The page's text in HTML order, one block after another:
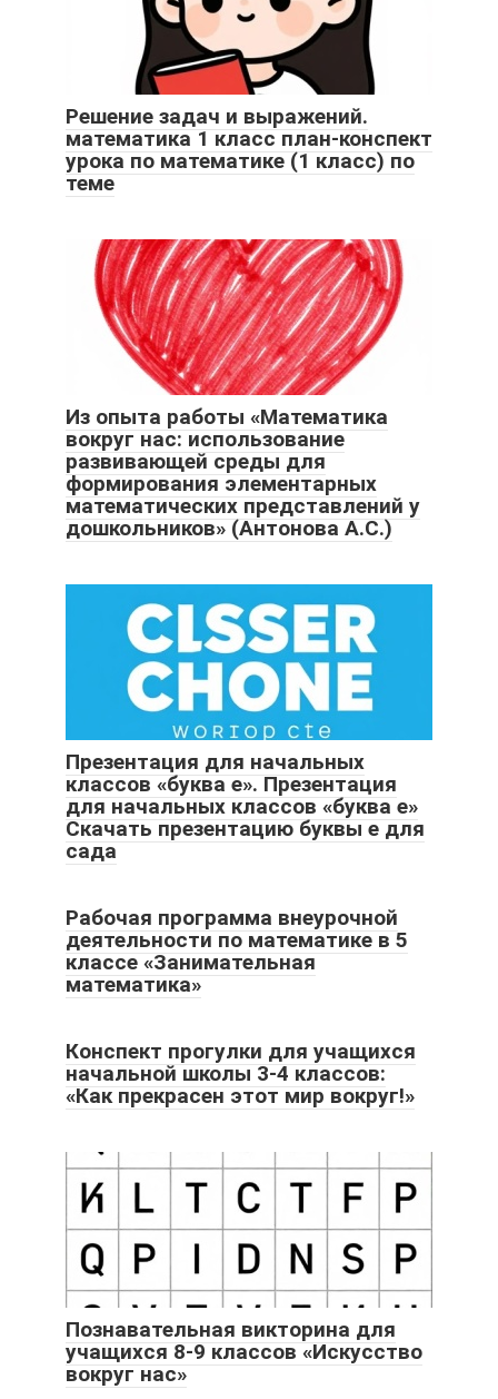
Решение задач и выражений.
математика 1 класс план-конспект
урока по математике (1 класс) по
теме
Из опыта работы «Математика
вокруг нас: использование
развивающей среды для
формирования элементарных
математических представлений у
дошкольников» (Антонова А.С.)
Презентация для начальных
классов «буква е». Презентация
для начальных классов «буква е»
Скачать презентацию буквы е для
сада
Рабочая программа внеурочной
деятельности по математике в 5
классе «Занимательная
математика»
Конспект прогулки для учащихся
начальной школы 3-4 классов:
«Как прекрасен этот мир вокруг!»
Познавательная викторина для
учащихся 8-9 классов «Искусство
вокруг нас»